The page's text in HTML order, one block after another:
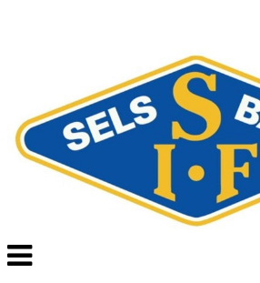
Veksle
navigasjon